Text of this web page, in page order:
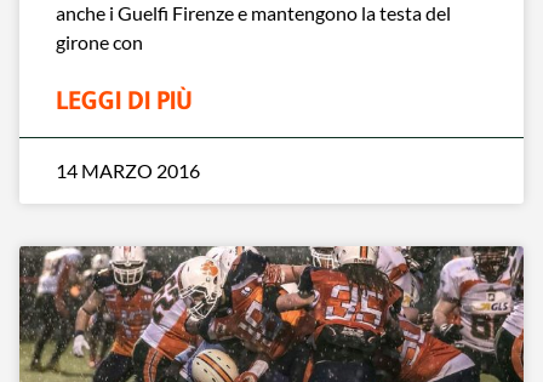
anche i Guelfi Firenze e mantengono la testa del
girone con
LEGGI DI PIÙ
14 MARZO 2016